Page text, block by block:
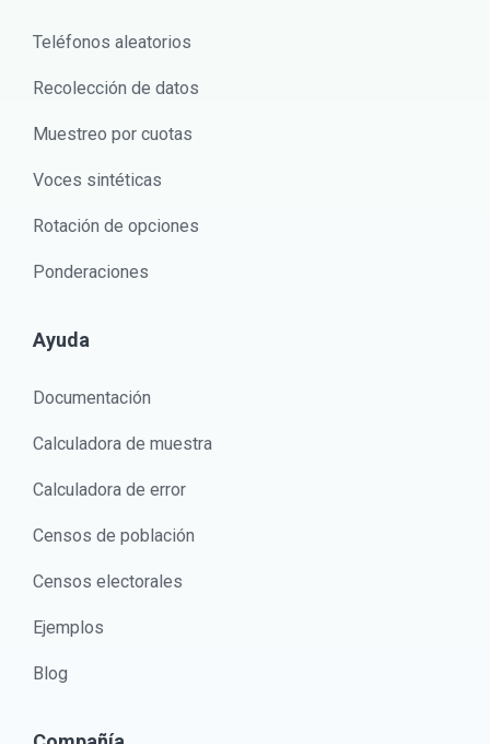
Teléfonos aleatorios
Recolección de datos
Muestreo por cuotas
Voces sintéticas
Rotación de opciones
Ponderaciones
Ayuda
Documentación
Calculadora de muestra
Calculadora de error
Censos de población
Censos electorales
Ejemplos
Blog